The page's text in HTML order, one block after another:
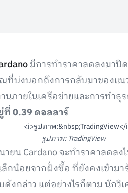
มีการทำราคาลดลงมาปิ
บ่งบอกถึงการกลับมาของแน
นภายในเครือข่ายและการทำ
ที่ 0.39 ดอลลาร์
รูปภาพ: TradingView
ยน Cardano จะทำราคาลดล
อยจากฝั่งซื้อ ที่ยังคงเข้ามารั
งกล่าว แต่อย่างไรก็ตาม นักวิ